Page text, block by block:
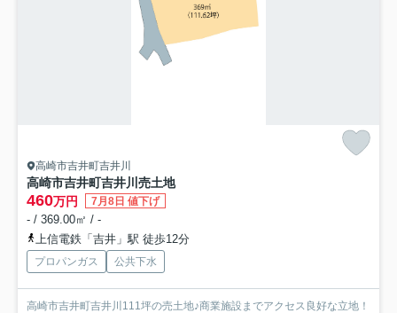
高崎市吉井町吉井川
高崎市吉井町吉井川売土地
460万円 7月8日 値下げ
- / 369.00㎡ / -
上信電鉄「吉井」駅 徒歩12分
プロパンガス 公共下水
高崎市吉井町吉井川111坪の売土地♪商業施設までアクセス良好な立地！